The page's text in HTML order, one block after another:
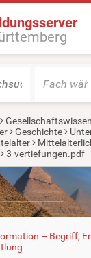
Fach
Geschichte
3-vertiefungen.pdf
– Begriff,